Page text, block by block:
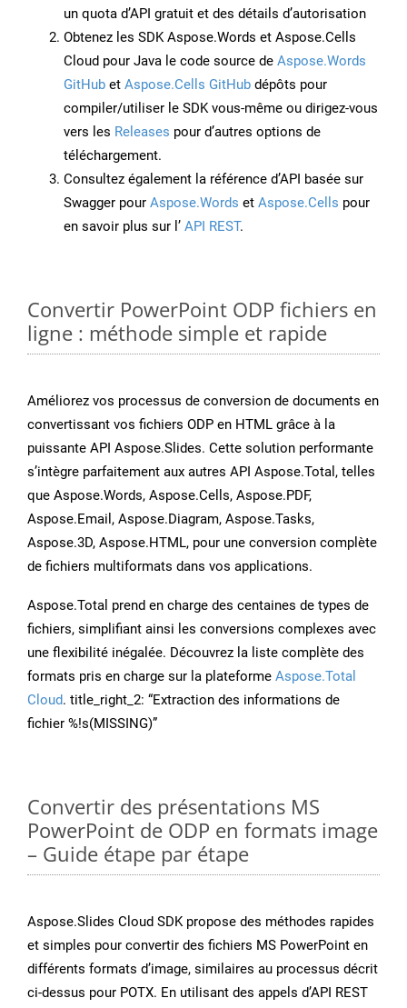
un quota d’API gratuit et des détails d’autorisation
Obtenez les SDK Aspose.Words et Aspose.Cells
Cloud pour Java le code source de Aspose.Words
GitHub et Aspose.Cells GitHub dépôts pour
compiler/utiliser le SDK vous-même ou dirigez-vous
vers les Releases pour d’autres options de
téléchargement.
Consultez également la référence d’API basée sur
Swagger pour Aspose.Words et Aspose.Cells pour
en savoir plus sur l’ API REST.
Convertir PowerPoint ODP fichiers en
ligne : méthode simple et rapide
Améliorez vos processus de conversion de documents en
convertissant vos fichiers ODP en HTML grâce à la
puissante API Aspose.Slides. Cette solution performante
s’intègre parfaitement aux autres API Aspose.Total, telles
que Aspose.Words, Aspose.Cells, Aspose.PDF,
Aspose.Email, Aspose.Diagram, Aspose.Tasks,
Aspose.3D, Aspose.HTML, pour une conversion complète
de fichiers multiformats dans vos applications.
Aspose.Total prend en charge des centaines de types de
fichiers, simplifiant ainsi les conversions complexes avec
une flexibilité inégalée. Découvrez la liste complète des
formats pris en charge sur la plateforme Aspose.Total
Cloud. title_right_2: “Extraction des informations de
fichier %!s(MISSING)”
Convertir des présentations MS
PowerPoint de ODP en formats image
– Guide étape par étape
Aspose.Slides Cloud SDK propose des méthodes rapides
et simples pour convertir des fichiers MS PowerPoint en
différents formats d’image, similaires au processus décrit
ci-dessus pour POTX. En utilisant des appels d’API REST